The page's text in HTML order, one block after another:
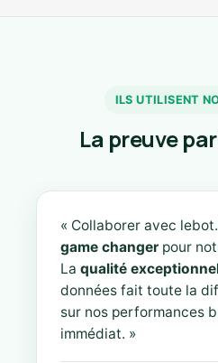
ILS UTILISENT
La preuve
« Collaborer avec
game changer pour
La qualité
données fait toute la
sur nos performances
immédiat. »